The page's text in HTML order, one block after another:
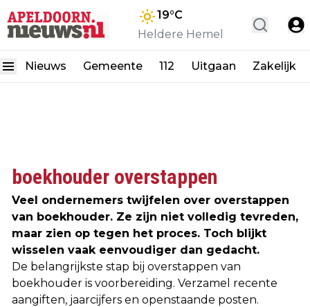
19°C
Heldere Hemel
Nieuws Gemeente 112 Uitgaan Zakelijk
boekhouder overstappen
Veel ondernemers twijfelen over overstappen
van boekhouder. Ze zijn niet volledig tevreden,
maar zien op tegen het proces. Toch blijkt
wisselen vaak eenvoudiger dan gedacht.
De belangrijkste stap bij overstappen van
boekhouder is voorbereiding. Verzamel recente
aangiften, jaarcijfers en openstaande posten.